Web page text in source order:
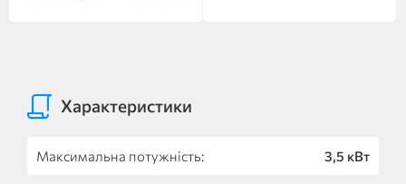
Характеристики
Максимальна потужність: 3,5 кВт